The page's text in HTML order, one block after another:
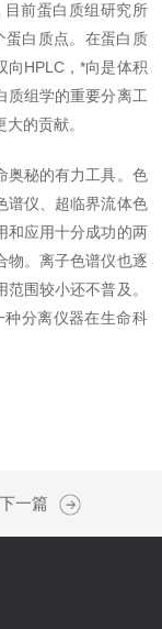
前蛋白质组研究所
白质点。在蛋白质
向HPLC，*向是体积
质组学的重要分离工
的贡献。
奥秘的有力工具。色
谱仪、超临界流体色
和应用十分成功的两
物。离子色谱仪也逐
围较小还不普及。
分离仪器在生命科
下一篇